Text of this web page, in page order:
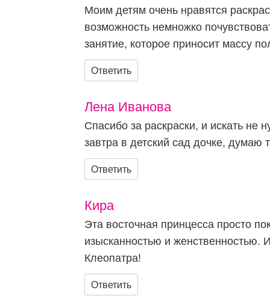
Моим детям очень нравятся
возможность немножко
занятие, которое приносит массу
Ответить
Лена Иванова
Спасибо за раскраски, и искать не
завтра в детский сад дочке,
Ответить
Кира
Эта восточная принцесса просто
изысканностью и
Клеопатра!
Ответить